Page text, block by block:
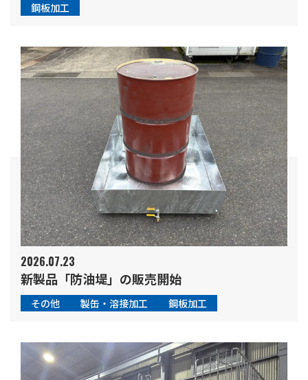
鋼板加工
2026.07.23
新製品「防油堤」の販売開始
その他 製缶・溶接加工 鋼板加工